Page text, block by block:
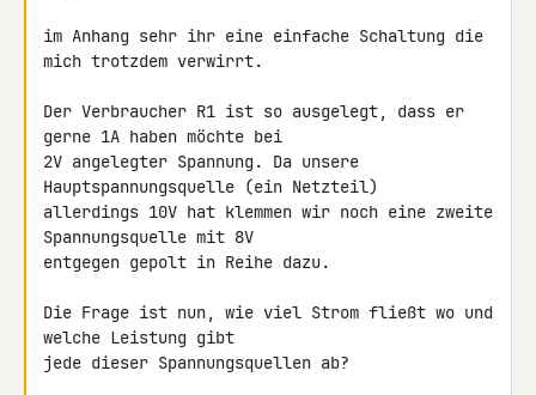
im Anhang sehr ihr eine einfache Schaltung die
mich trotzdem verwirrt.
Der Verbraucher R1 ist so ausgelegt, dass er
gerne 1A haben möchte bei
2V angelegter Spannung. Da unsere
Hauptspannungsquelle (ein Netzteil)
allerdings 10V hat klemmen wir noch eine zweite
Spannungsquelle mit 8V
entgegen gepolt in Reihe dazu.
Die Frage ist nun, wie viel Strom fließt wo und
welche Leistung gibt
jede dieser Spannungsquellen ab?